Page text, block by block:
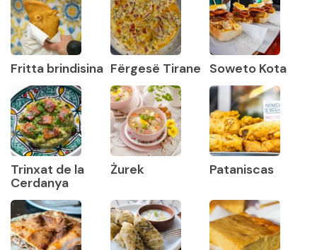
Fritta brindisina Fërgesë Tirane Soweto Kota
Trinxat de la
Cerdanya
Żurek Pataniscas